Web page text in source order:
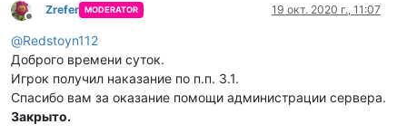
Не в сети
Zrefer MODERATOR 19 окт. 2020 г., 11:07
@Redstoyn112
Доброго времени суток.
Игрок получил наказание по п.п. 3.1.
Спасибо вам за оказание помощи администрации сервера.
Закрыто.